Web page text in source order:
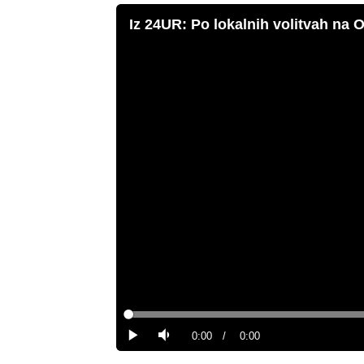
Iz 24UR: Po lokalnih volitvah na
PredvajajTiho Current
0:00 / Duration
0:00
Loaded:
0%